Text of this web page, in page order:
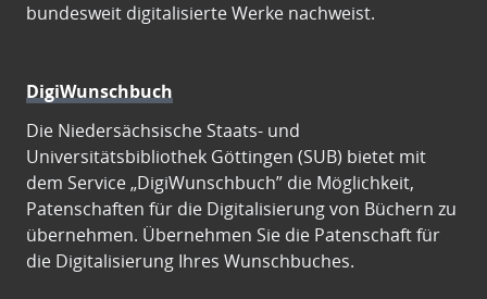
bundesweit digitalisierte Werke nachweist.
DigiWunschbuch
Die Niedersächsische Staats- und
Universitätsbibliothek Göttingen (SUB) bietet mit
dem Service „DigiWunschbuch” die Möglichkeit,
Patenschaften für die Digitalisierung von Büchern zu
übernehmen. Übernehmen Sie die Patenschaft für
die Digitalisierung Ihres Wunschbuches.